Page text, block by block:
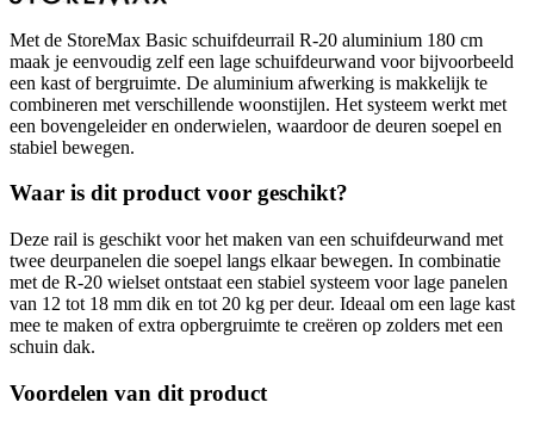
Met de StoreMax Basic schuifdeurrail R-20 aluminium 180 cm
maak je eenvoudig zelf een lage schuifdeurwand voor bijvoorbeeld
een kast of bergruimte. De aluminium afwerking is makkelijk te
combineren met verschillende woonstijlen. Het systeem werkt met
een bovengeleider en onderwielen, waardoor de deuren soepel en
stabiel bewegen.
Waar is dit product voor geschikt?
Deze rail is geschikt voor het maken van een schuifdeurwand met
twee deurpanelen die soepel langs elkaar bewegen. In combinatie
met de R-20 wielset ontstaat een stabiel systeem voor lage panelen
van 12 tot 18 mm dik en tot 20 kg per deur. Ideaal om een lage kast
mee te maken of extra opbergruimte te creëren op zolders met een
schuin dak.
Voordelen van dit product